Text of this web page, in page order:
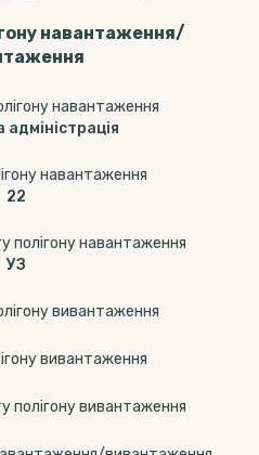
навантаження/
навантаження
адміністрація
навантаження
22
полігону навантаження
УЗ
вивантаження
вивантаження
полігону вивантаження